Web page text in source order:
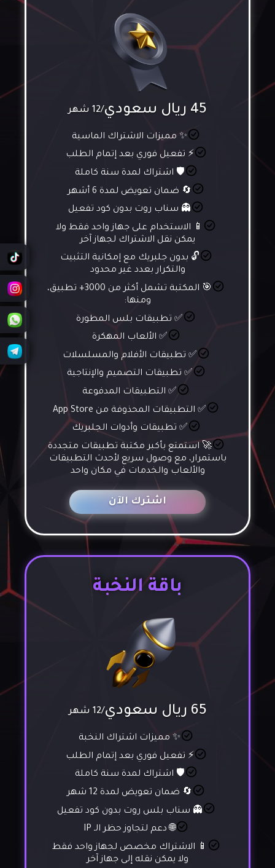
45 ريال سعودي /12 شهر
✨ مميزات الاشتراك الماسية
⚡ تفعيل فوري بعد إتمام الطلب
🛡️ اشتراك لمدة سنة كاملة
🔄 ضمان تعويض لمدة 6 أشهر
👻 سناب روت بدون كود تفعيل
📱 الاستخدام على جهاز واحد فقط ولا
يمكن نقل الاشتراك لجهاز آخر
🔓 بدون جلبريك مع إمكانية التثبيت
والتكرار بعدد غير محدود
🎯 المكتبة تشمل أكثر من 3000+ تطبيق،
ومنها:
✅ تطبيقات بلس المطورة
✅ الألعاب المهكرة
✅ تطبيقات الأفلام والمسلسلات
✅ تطبيقات التصميم والإنتاجية
✅ التطبيقات المدفوعة
✅ التطبيقات المحذوفة من App Store
✅ تطبيقات وأدوات الجلبريك
🚀 استمتع بأكبر مكتبة تطبيقات متجددة
باستمرار، مع وصول سريع لأحدث التطبيقات
والألعاب والخدمات في مكان واحد
اشترك الآن
باقة النخبة
65 ريال سعودي /12 شهر
✨ مميزات اشتراك النخبة
⚡ تفعيل فوري بعد إتمام الطلب
🛡️ اشتراك لمدة سنة كاملة
🔄 ضمان تعويض لمدة 12 شهر
👻 سناب بلس روت بدون كود تفعيل
🌐 دعم لتجاوز حظر الـ IP
📱 الاشتراك مخصص لجهاز واحد فقط
ولا يمكن نقله إلى جهاز آخر